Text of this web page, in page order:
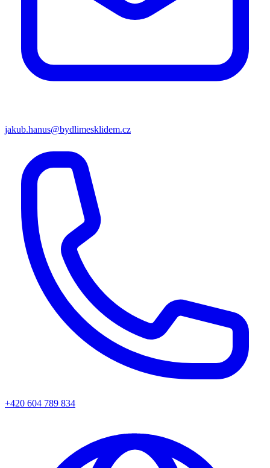
jakub.hanus@bydlimesklidem.cz
+420 604 789 834